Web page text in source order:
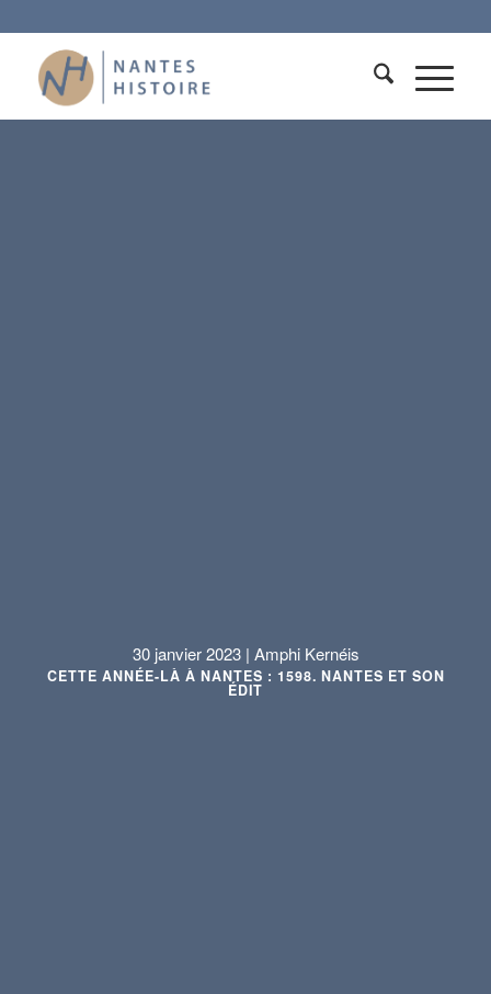
30 janvier 2023 | Amphi Kernéis
CETTE ANNÉE-LÀ À NANTES : 1598. NANTES ET SON
ÉDIT